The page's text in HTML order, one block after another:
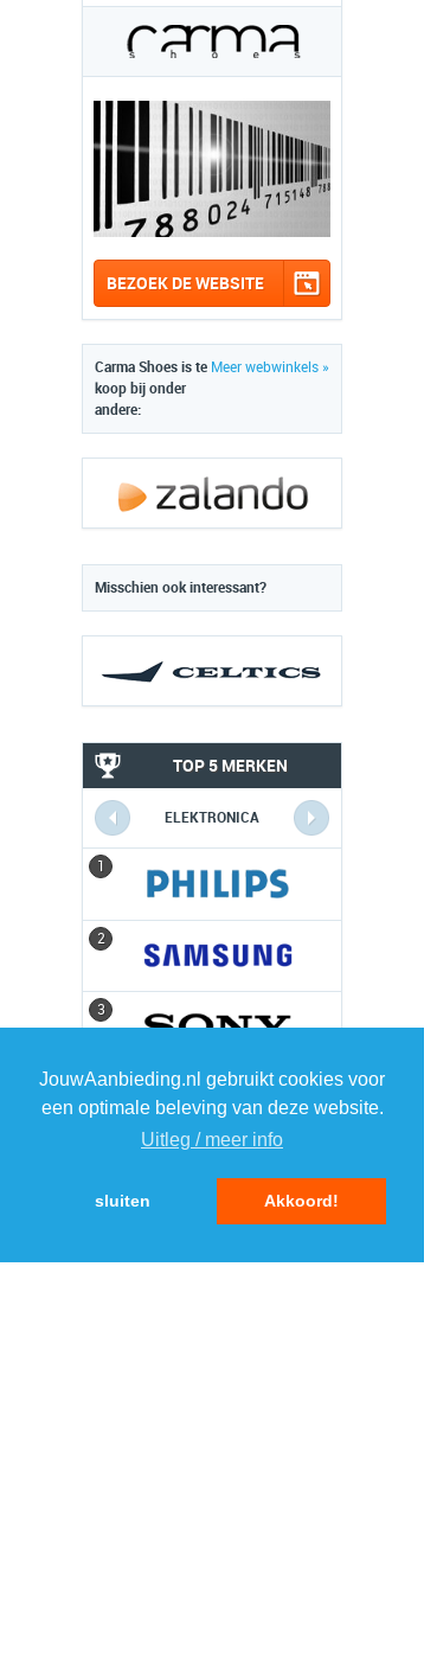
JouwAanbieding.nl gebruikt cookies voor
een optimale beleving van deze website.
Uitleg / meer info
sluiten Akkoord!
BEZOEK DE WEBSITE
Meer webwinkels »
Carma Shoes is te
koop bij onder
andere:
Misschien ook interessant?
TOP 5 MERKEN
ELEKTRONICA
1
2
3
4 4